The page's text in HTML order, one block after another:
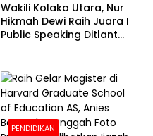
Wakili Kolaka Utara, Nur
Hikmah Dewi Raih Juara I
Public Speaking Ditlantas
Bhayangkara ke-80
PENDIDIKAN